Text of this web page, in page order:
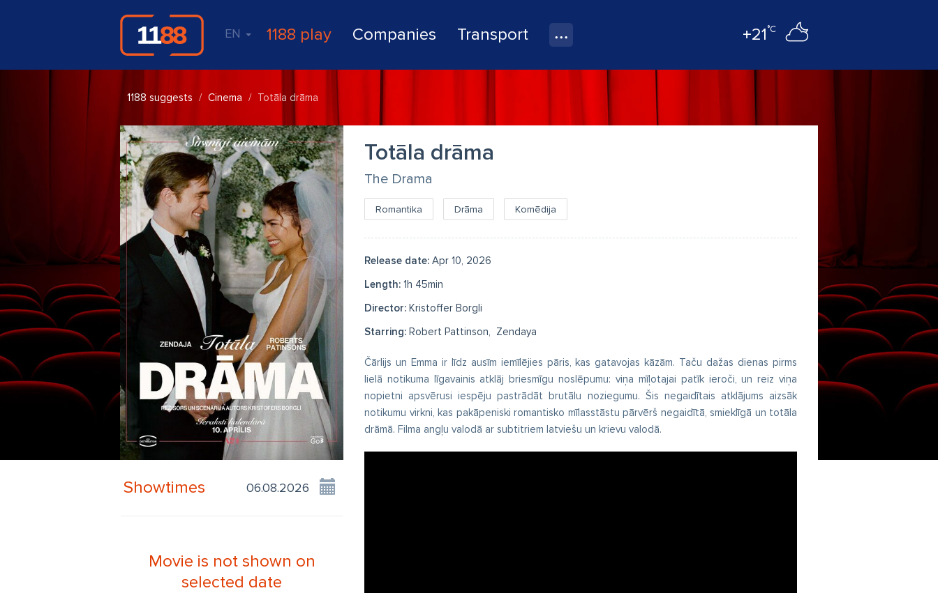
EN 1188 play Companies Transport +21°C
1188 suggests Cinema Totāla drāma
Showtimes
Movie is not shown on
selected date
Totāla drāma
The Drama
Romantika Drāma Komēdija
Release date: Apr 10, 2026
Length: 1h 45min
Director: Kristoffer Borgli
Starring: Robert Pattinson, Zendaya
Čārlijs un Emma ir līdz ausīm iemīlējies pāris, kas gatavojas kāzām. Taču dažas dienas pirms
lielā notikuma līgavainis atklāj briesmīgu noslēpumu: viņa mīļotajai patīk ieroči, un reiz viņa
nopietni apsvērusi iespēju pastrādāt brutālu noziegumu. Šis negaidītais atklājums aizsāk
notikumu virkni, kas pakāpeniski romantisko mīlasstāstu pārvērš negaidītā, smieklīgā un totāla
drāmā. Filma angļu valodā ar subtitriem latviešu un krievu valodā.